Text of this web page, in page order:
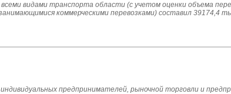
всеми видами транспорта области (с учетом оценки объема
коммерческими перевозками) составил 39174,4
предпринимателей, рыночной торговли и